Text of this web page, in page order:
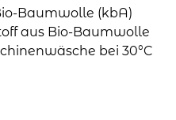
Baumwolle (kbA)
aus Bio-Baumwolle
bei 30°C